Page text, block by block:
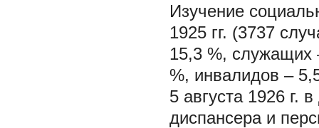
Изучение
1925 гг. (3737
15,3 %, служащих
%, инвалидов –
5 августа 1926 г.
диспансера и